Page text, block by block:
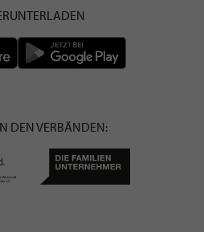
DEN VERBÄNDEN: